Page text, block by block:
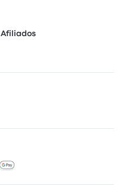
Afiliados